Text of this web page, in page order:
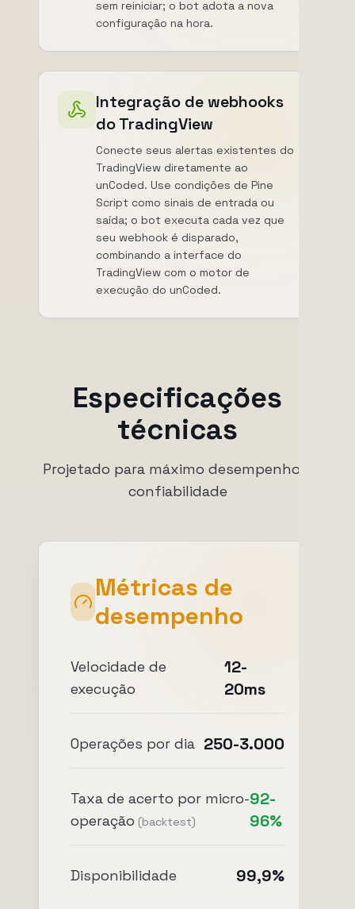
sem reiniciar; o bot adota a nova
configuração na hora.
Integração de webhooks
do TradingView
Conecte seus alertas existentes do
TradingView diretamente ao
unCoded. Use condições de Pine
Script como sinais de entrada ou
saída; o bot executa cada vez que
seu webhook é disparado,
combinando a interface do
TradingView com o motor de
execução do unCoded.
Especificações
técnicas
Projetado para máximo desempenho e
confiabilidade
Métricas de
desempenho
Velocidade de
execução
12-
20ms
Operações por dia 250-3.000
Taxa de acerto por micro-
operação (backtest)
92-
96%
Disponibilidade 99,9%